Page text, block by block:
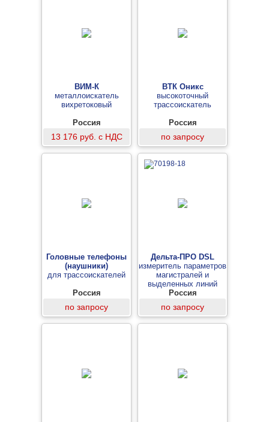
ВИМ-К
металлоискатель
вихретоковый
Россия
13 176 руб. с НДС
ВТК Оникс
высокоточный
трассоискатель
Россия
по запросу
Головные телефоны
(наушники)
для трассоискателей
Россия
по запросу
Дельта-ПРО DSL
измеритель параметров
магистралей и
выделенных линий
ADSL/HDSL
Россия
по запросу